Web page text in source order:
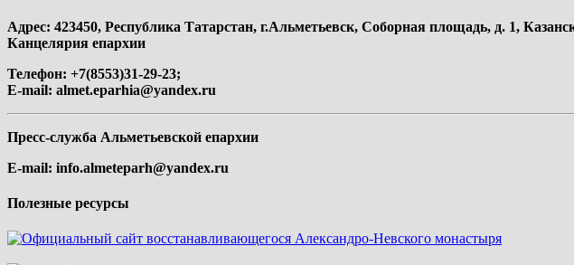
Адрес: 423450, Республика Татарстан, г.Альметьевск, Соборная площадь, д. 1,
Канцелярия епархии
Телефон: +7(8553)31-29-23;
E-mail: almet.eparhia@yandex.ru
Пресс-служба Альметьевской епархии
E-mail: info.almeteparh@yandex.ru
Полезные ресурсы